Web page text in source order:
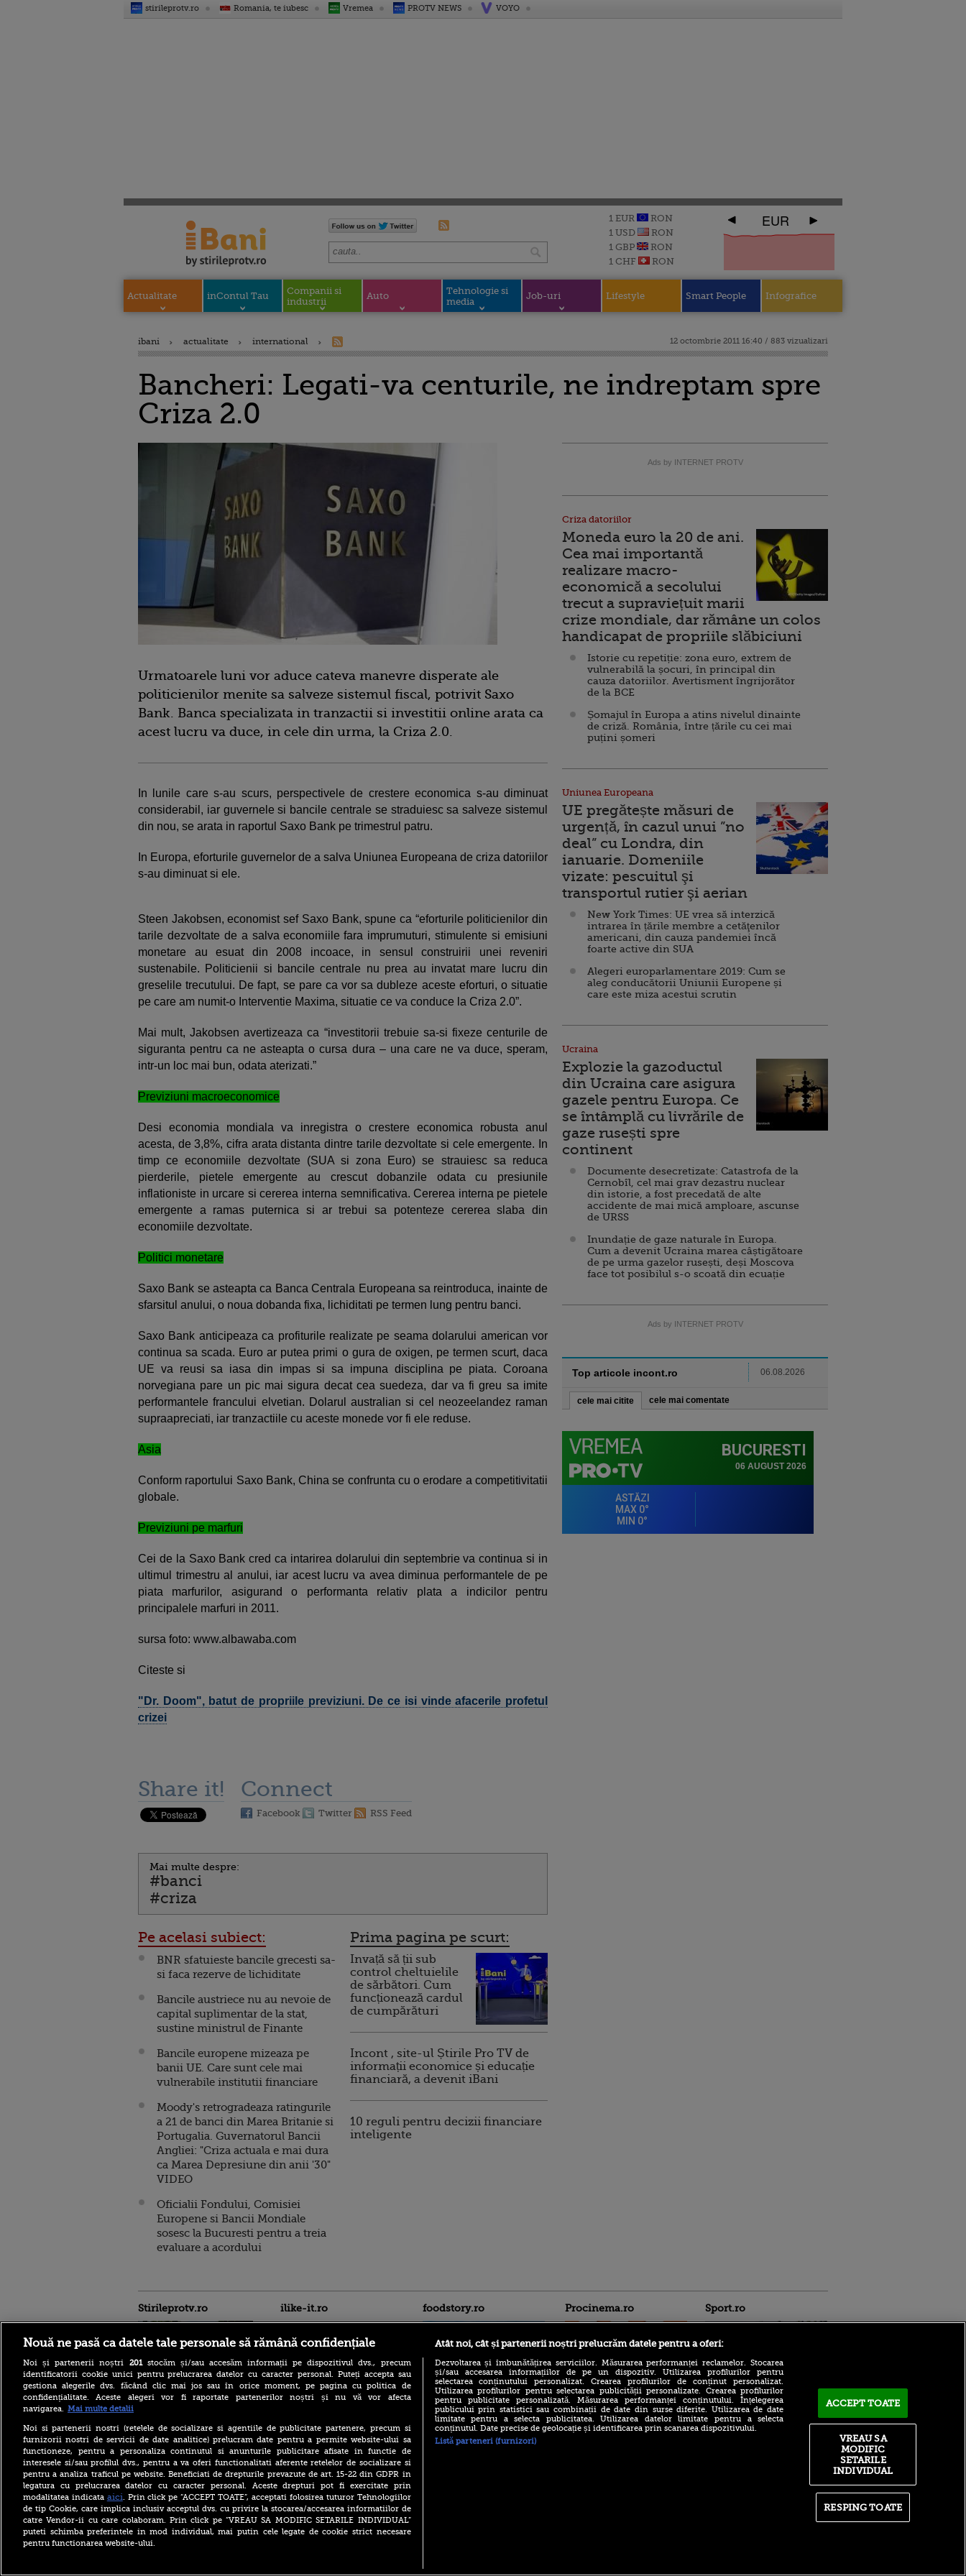
stirileprotv.ro Romania, te iubesc Vremea PROTV NEWS VOYO
1 EUR
RON
1 USD
RON
1 GBP
RON
1 CHF
RON
EUR
Actualitate inContul Tau
Companii si
industrii
Auto
Tehnologie si
media
Job-uri Lifestyle Smart People Infografice
ibani actualitate international 12 octombrie 2011 16:40 / 883 vizualizari
Bancheri: Legati-va centurile, ne indreptam spre
Criza 2.0
Urmatoarele luni vor aduce cateva manevre disperate ale
politicienilor menite sa salveze sistemul fiscal, potrivit Saxo
Bank. Banca specializata in tranzactii si investitii online arata ca
acest lucru va duce, in cele din urma, la Criza 2.0.
In lunile care s-au scurs, perspectivele de crestere economica s-au diminuat
considerabil, iar guvernele si bancile centrale se straduiesc sa salveze sistemul
din nou, se arata in raportul Saxo Bank pe trimestrul patru.
In Europa, eforturile guvernelor de a salva Uniunea Europeana de criza datoriilor
s-au diminuat si ele.
Steen Jakobsen, economist sef Saxo Bank, spune ca “eforturile politicienilor din
tarile dezvoltate de a salva economiile fara imprumuturi, stimulente si emisiuni
monetare au esuat din 2008 incoace, in sensul construirii unei reveniri
sustenabile. Politicienii si bancile centrale nu prea au invatat mare lucru din
greselile trecutului. De fapt, se pare ca vor sa dubleze aceste eforturi, o situatie
pe care am numit-o Interventie Maxima, situatie ce va conduce la Criza 2.0”.
Mai mult, Jakobsen avertizeaza ca “investitorii trebuie sa-si fixeze centurile de
siguranta pentru ca ne asteapta o cursa dura – una care ne va duce, speram,
intr-un loc mai bun, odata aterizati.”
Previziuni macroeconomice
Desi economia mondiala va inregistra o crestere economica robusta anul
acesta, de 3,8%, cifra arata distanta dintre tarile dezvoltate si cele emergente. In
timp ce economiile dezvoltate (SUA si zona Euro) se strauiesc sa reduca
pierderile, pietele emergente au crescut dobanzile odata cu presiunile
inflationiste in urcare si cererea interna semnificativa. Cererea interna pe pietele
emergente a ramas puternica si ar trebui sa potenteze cererea slaba din
economiile dezvoltate.
Politici monetare
Saxo Bank se asteapta ca Banca Centrala Europeana sa reintroduca, inainte de
sfarsitul anului, o noua dobanda fixa, lichiditati pe termen lung pentru banci.
Saxo Bank anticipeaza ca profiturile realizate pe seama dolarului american vor
continua sa scada. Euro ar putea primi o gura de oxigen, pe termen scurt, daca
UE va reusi sa iasa din impas si sa impuna disciplina pe piata. Coroana
norvegiana pare un pic mai sigura decat cea suedeza, dar va fi greu sa imite
performantele francului elvetian. Dolarul australian si cel neozeelandez raman
supraapreciati, iar tranzactiile cu aceste monede vor fi ele reduse.
Asia
Conform raportului Saxo Bank, China se confrunta cu o erodare a competitivitatii
globale.
Previziuni pe marfuri
Cei de la Saxo Bank cred ca intarirea dolarului din septembrie va continua si in
ultimul trimestru al anului, iar acest lucru va avea diminua performantele de pe
piata marfurilor, asigurand o performanta relativ plata a indicilor pentru
principalele marfuri in 2011.
sursa foto: www.albawaba.com
Citeste si
"Dr. Doom", batut de propriile previziuni. De ce isi vinde afacerile profetul
crizei
Share it! Connect
Facebook Twitter RSS Feed
Mai multe despre:
#banci
#criza
Pe acelasi subiect:
BNR sfatuieste bancile grecesti sa-
si faca rezerve de lichiditate
Bancile austriece nu au nevoie de
capital suplimentar de la stat,
sustine ministrul de Finante
Bancile europene mizeaza pe
banii UE. Care sunt cele mai
vulnerabile institutii financiare
Moody's retrogradeaza ratingurile
a 21 de banci din Marea Britanie si
Portugalia. Guvernatorul Bancii
Angliei: "Criza actuala e mai dura
ca Marea Depresiune din anii '30"
VIDEO
Oficialii Fondului, Comisiei
Europene si Bancii Mondiale
sosesc la Bucuresti pentru a treia
evaluare a acordului
Prima pagina pe scurt:
Invață să ții sub
control cheltuielile
de sărbători. Cum
funcționează cardul
de cumpărături
Incont , site-ul Știrile Pro TV de
informații economice și educație
financiară, a devenit iBani
10 reguli pentru decizii financiare
inteligente
Ads by INTERNET PROTV
Criza datoriilor
Moneda euro la 20 de ani.
Cea mai importantă
realizare macro-
economică a secolului
trecut a supraviețuit marii
crize mondiale, dar rămâne un colos
handicapat de propriile slăbiciuni
Istorie cu repetiție: zona euro, extrem de
vulnerabilă la șocuri, în principal din
cauza datoriilor. Avertisment îngrijorător
de la BCE
Șomajul în Europa a atins nivelul dinainte
de criză. România, între țările cu cei mai
puțini șomeri
Uniunea Europeana
UE pregătește măsuri de
urgență, în cazul unui ”no
deal” cu Londra, din
ianuarie. Domeniile
vizate: pescuitul şi
transportul rutier şi aerian
New York Times: UE vrea să interzică
intrarea în țările membre a cetăţenilor
americani, din cauza pandemiei încă
foarte active din SUA
Alegeri europarlamentare 2019: Cum se
aleg conducătorii Uniunii Europene și
care este miza acestui scrutin
Ucraina
Explozie la gazoductul
din Ucraina care asigura
gazele pentru Europa. Ce
se întâmplă cu livrările de
gaze rusești spre
continent
Documente desecretizate: Catastrofa de la
Cernobîl, cel mai grav dezastru nuclear
din istorie, a fost precedată de alte
accidente de mai mică amploare, ascunse
de URSS
Inundație de gaze naturale în Europa.
Cum a devenit Ucraina marea câștigătoare
de pe urma gazelor rusești, deși Moscova
face tot posibilul s-o scoată din ecuație
Ads by INTERNET PROTV
Top articole incont.ro 06.08.2026
cele mai citite cele mai comentate
Stirileprotv.ro
merge la piscină în Franța.
Ce costume de baie sunt
interzise
O femeie era să piardă
vacanța din cauza unei
greșeli aparent banale. Ce s-
a întâmplat la aeroport
Billie Eilish, de
nerecunoscut pe platourile
de filmare. Transformarea
spectaculoasă pentru
ilike-it.ro foodstory.ro
(P) Descoperă Lumea
Evenimentelor din România
cu Transilvania Events!
Procinema.ro
Emoții intense pentru
Sebastian Stan! Iubita lui,
Sport.ro
REPORTAJ | Caniculă,
pasiune și spectacol în FC
Bacău – Ștefănești 3-0
Zuffa Boxing 10, LIVE pe
Nouă ne pasă ca datele tale personale să rămână confidențiale
Noi și partenerii noștri 201stocăm și/sau accesăm informații pe dispozitivul dvs., precum
identificatorii cookie unici pentru prelucrarea datelor cu caracter personal. Puteți accepta sau
gestiona alegerile dvs. făcând clic mai jos sau în orice moment, pe pagina cu politica de
confidențialitate. Aceste alegeri vor fi raportate partenerilor noștri și nu vă vor afecta
navigarea. Mai multe detalii
Noi si partenerii nostri (retelele de socializare si agentiile de publicitate partenere, precum si
furnizorii nostri de servicii de date analitice) prelucram date pentru a permite website-ului sa
functioneze, pentru a personaliza continutul si anunturile publicitare afisate in functie de
interesele si/sau profilul dvs., pentru a va oferi functionalitati aferente retelelor de socializare si
pentru a analiza traficul pe website. Beneficiati de drepturile prevazute de art. 15-22 din GDPR in
legatura cu prelucrarea datelor cu caracter personal. Aceste drepturi pot fi exercitate prin
modalitatea indicata aici. Prin click pe “ACCEPT TOATE”, acceptati folosirea tuturor Tehnologiilor
de tip Cookie, care implica inclusiv acceptul dvs. cu privire la stocarea/accesarea informatiilor de
catre Vendor-ii cu care colaboram. Prin click pe “VREAU SA MODIFIC SETARILE INDIVIDUAL”
puteti schimba preferintele in mod individual, mai putin cele legate de cookie strict necesare
pentru functionarea website-ului.
Atât noi, cât și partenerii noștri prelucrăm datele pentru a oferi:
Dezvoltarea și îmbunătățirea serviciilor. Măsurarea performanței reclamelor. Stocarea
și/sau accesarea informațiilor de pe un dispozitiv. Utilizarea profilurilor pentru
selectarea conținutului personalizat. Crearea profilurilor de conținut personalizat.
Utilizarea profilurilor pentru selectarea publicității personalizate. Crearea profilurilor
pentru publicitate personalizată. Măsurarea performanței conținutului. Înțelegerea
publicului prin statistici sau combinații de date din surse diferite. Utilizarea de date
limitate pentru a selecta publicitatea. Utilizarea datelor limitate pentru a selecta
conținutul. Date precise de geolocație și identificarea prin scanarea dispozitivului.
Listă parteneri (furnizori)
ACCEPT TOATE
RESPING TOATE
VREAU SA
MODIFIC
SETARILE
INDIVIDUAL